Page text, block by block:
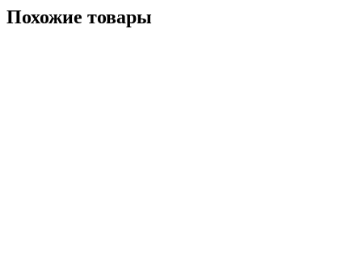
Похожие товары